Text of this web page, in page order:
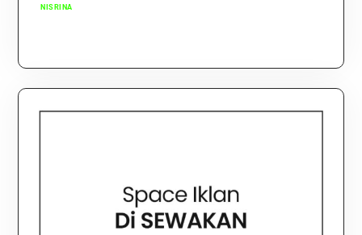
NISRINA